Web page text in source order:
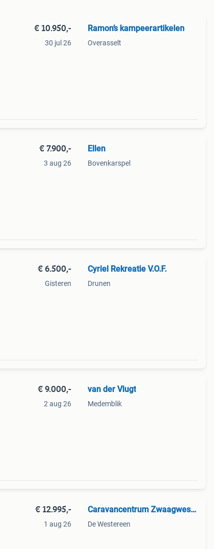
€ 10.950,-
30 jul 26
Ramon’s kampeerartikelen
Overasselt
€ 7.900,-
3 aug 26
Ellen
Bovenkarspel
€ 6.500,-
Gisteren
Cyriel Rekreatie V.O.F.
Drunen
€ 9.000,-
2 aug 26
van der Vlugt
Medemblik
€ 12.995,-
1 aug 26
Caravancentrum Zwaagwesteinde
De Westereen